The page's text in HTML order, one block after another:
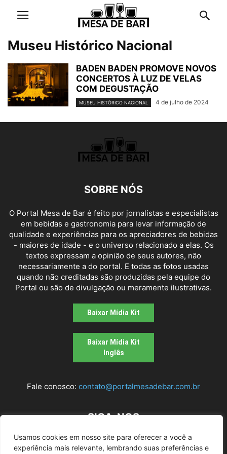
Usamos cookies em nosso site para oferecer a você a
experiência mais relevante, lembrando suas preferências e
Museu Histórico Nacional
BADEN BADEN PROMOVE NOVOS
CONCERTOS À LUZ DE VELAS
COM DEGUSTAÇÃO
MUSEU HISTÓRICO NACIONAL 4 de julho de 2024
SOBRE NÓS
O Portal Mesa de Bar é feito por jornalistas e especialistas
em bebidas e gastronomia para levar informação de
qualidade e experiências para os apreciadores de bebidas
- maiores de idade - e o universo relacionado a elas. Os
textos expressam a opinião de seus autores, não
necessariamente a do portal. E todas as fotos usadas
quando não creditadas são produzidas pela equipe do
Portal ou são de divulgação ou meramente ilustrativas.
Baixar Mídia Kit
Baixar Mídia Kit
Inglês
Fale conosco: contato@portalmesadebar.com.br
SIGA-NOS